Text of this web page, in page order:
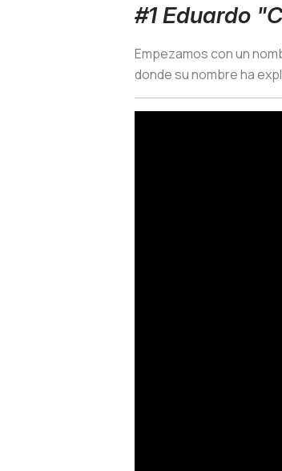
#1 Eduardo
Empezamos con un
donde su nombre ha